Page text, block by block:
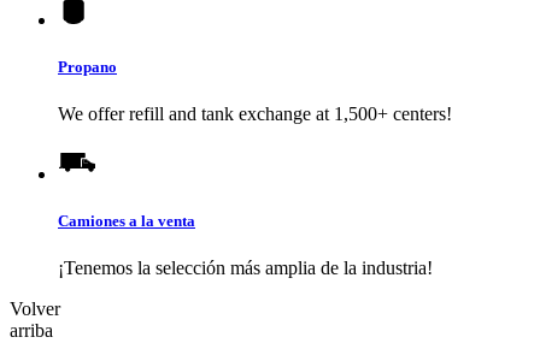
Propano
We offer refill and tank exchange at 1,500+ centers!
Camiones a la venta
¡Tenemos la selección más amplia de la industria!
Volver
arriba